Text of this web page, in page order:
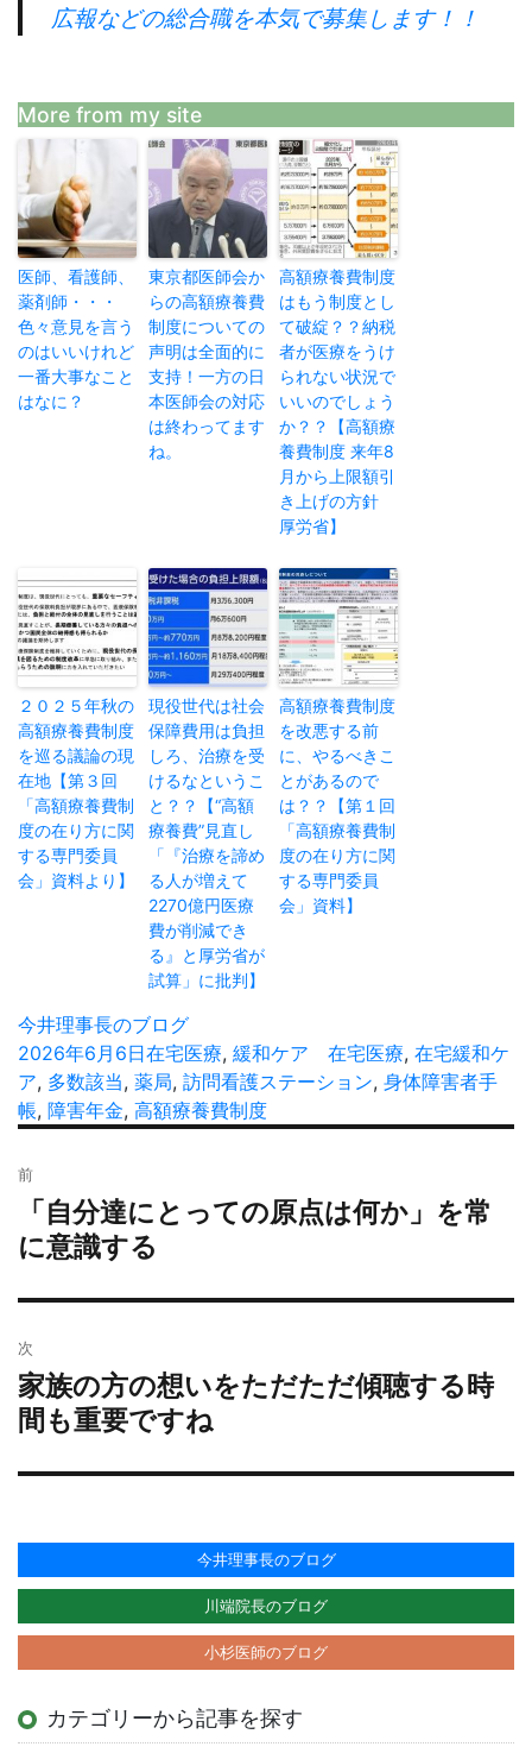
広報などの総合職を本気で募集します！！
More from my site
医師、看護師、
薬剤師・・・
色々意見を言う
のはいいけれど
一番大事なこと
はなに？
東京都医師会か
らの高額療養費
制度についての
声明は全面的に
支持！一方の日
本医師会の対応
は終わってます
ね。
高額療養費制度
はもう制度とし
て破綻？？納税
者が医療をうけ
られない状況で
いいのでしょう
か？？【高額療
養費制度 来年8
月から上限額引
き上げの方針
厚労省】
２０２５年秋の
高額療養費制度
を巡る議論の現
在地【第３回
「高額療養費制
度の在り方に関
する専門委員
会」資料より】
現役世代は社会
保障費用は負担
しろ、治療を受
けるなというこ
と？？【“高額
療養費”見直し
「『治療を諦め
る人が増えて
2270億円医療
費が削減でき
る』と厚労省が
試算」に批判】
高額療養費制度
を改悪する前
に、やるべきこ
とがあるので
は？？【第１回
「高額療養費制
度の在り方に関
する専門委員
会」資料】
投
稿
者
今井理事長のブログ
投
稿
日:
2026年6月6日カ
テ
ゴ
在宅医療, 緩和ケア タ
グ
在宅医療, 在宅緩和ケ
ア, 多数該当, 薬局, 訪問看護ステーション, 身体障害者手
帳, 障害年金, 高額療養費制度
稿
ナ
ビ
シ
ョ
ン
前
過
去
の
投
「自分達にとっての原点は何か」を常
に意識する
次
次
の
投
稿:
家族の方の想いをただただ傾聴する時
間も重要ですね
今井理事長のブログ
川端院長のブログ
小杉医師のブログ
カテゴリーから記事を探す